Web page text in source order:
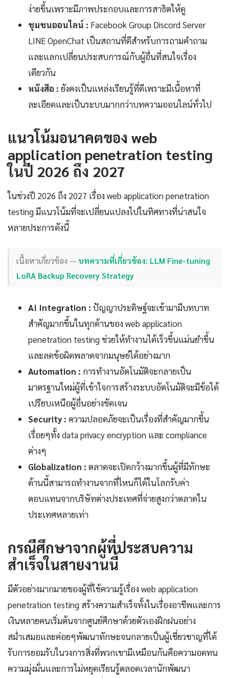
ง่ายขึ้นเพราะมีภาพประกอบและการสาธิตให้ดู
ชุมชนออนไลน์ : Facebook Group Discord Server
LINE OpenChat เป็นสถานที่ดีสำหรับการถามคำถาม
และแลกเปลี่ยนประสบการณ์กับผู้อื่นที่สนใจเรื่อง
เดียวกัน
หนังสือ : ยังคงเป็นแหล่งเรียนรู้ที่ดีเพราะมีเนื้อหาที่
ละเอียดและเป็นระบบมากกว่าบทความออนไลน์ทั่วไป
แนวโน้มอนาคตของ web
application penetration testing
ในปี 2026 ถึง 2027
ในช่วงปี 2026 ถึง 2027 เรื่อง web application penetration
testing มีแนวโน้มที่จะเปลี่ยนแปลงไปในทิศทางที่น่าสนใจ
หลายประการดังนี้
เนื้อหาเกี่ยวข้อง — บทความที่เกี่ยวข้อง: LLM Fine-tuning
LoRA Backup Recovery Strategy
AI Integration : ปัญญาประดิษฐ์จะเข้ามามีบทบาท
สำคัญมากขึ้นในทุกด้านของ web application
penetration testing ช่วยให้ทำงานได้เร็วขึ้นแม่นยำขึ้น
และลดข้อผิดพลาดจากมนุษย์ได้อย่างมาก
Automation : การทำงานอัตโนมัติจะกลายเป็น
มาตรฐานใหม่ผู้ที่เข้าใจการสร้างระบบอัตโนมัติจะมีข้อได้
เปรียบเหนือผู้อื่นอย่างชัดเจน
Security : ความปลอดภัยจะเป็นเรื่องที่สำคัญมากขึ้น
เรื่อยๆทั้ง data privacy encryption และ compliance
ต่างๆ
Globalization : ตลาดจะเปิดกว้างมากขึ้นผู้ที่มีทักษะ
ด้านนี้สามารถทำงานจากที่ไหนก็ได้ในโลกรับค่า
ตอบแทนจากบริษัทต่างประเทศที่จ่ายสูงกว่าตลาดใน
ประเทศหลายเท่า
กรณีศึกษาจากผู้ที่ประสบความ
สำเร็จในสายงานนี้
มีตัวอย่างมากมายของผู้ที่ใช้ความรู้เรื่อง web application
penetration testing สร้างความสำเร็จทั้งในเรื่องอาชีพและการ
เงินหลายคนเริ่มต้นจากศูนย์ศึกษาด้วยตัวเองฝึกฝนอย่าง
สม่ำเสมอและค่อยๆพัฒนาทักษะจนกลายเป็นผู้เชี่ยวชาญที่ได้
รับการยอมรับในวงการสิ่งที่พวกเขามีเหมือนกันคือความอดทน
ความมุ่งมั่นและการไม่หยุดเรียนรู้ตลอดเวลานักพัฒนา